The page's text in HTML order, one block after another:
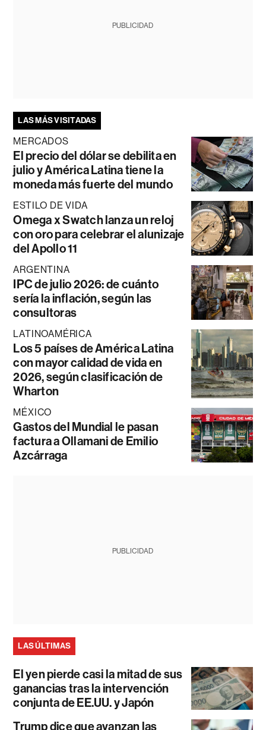
PUBLICIDAD
LAS MÁS VISITADAS
MERCADOS
El precio del dólar se debilita en
julio y América Latina tiene la
moneda más fuerte del mundo
ESTILO DE VIDA
Omega x Swatch lanza un reloj
con oro para celebrar el alunizaje
del Apollo 11
ARGENTINA
IPC de julio 2026: de cuánto
sería la inflación, según las
consultoras
LATINOAMÉRICA
Los 5 países de América Latina
con mayor calidad de vida en
2026, según clasificación de
Wharton
MÉXICO
Gastos del Mundial le pasan
factura a Ollamani de Emilio
Azcárraga
PUBLICIDAD
LAS ÚLTIMAS
El yen pierde casi la mitad de sus
ganancias tras la intervención
conjunta de EE.UU. y Japón
Trump dice que avanzan las